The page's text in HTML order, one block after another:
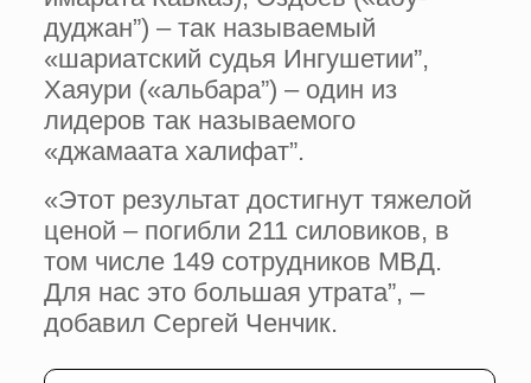
дуджан”) – так называемый
«шариатский судья Ингушетии”,
Хаяури («альбара”) – один из
лидеров так называемого
«джамаата халифат”.
«Этот результат достигнут тяжелой
ценой – погибли 211 силовиков, в
том числе 149 сотрудников МВД.
Для нас это большая утрата”, –
добавил Сергей Ченчик.